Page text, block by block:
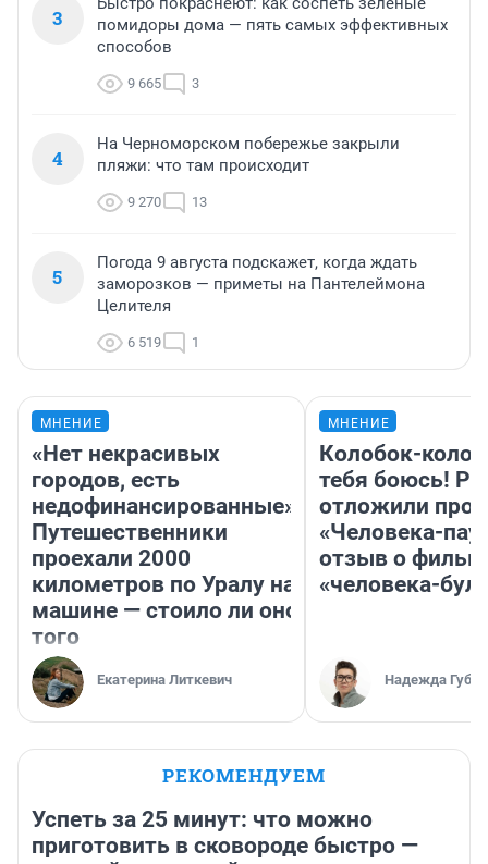
3
помидоры дома — пять самых эффективных
способов
9 665 3
4
На Черноморском побережье закрыли
пляжи: что там происходит
9 270 13
5
Погода 9 августа подскажет, когда ждать
заморозков — приметы на Пантелеймона
Целителя
6 519 1
МНЕНИЕ
«Нет некрасивых
городов, есть
недофинансированные».
Путешественники
проехали 2000
километров по Уралу на
машине — стоило ли оно
того
Екатерина Литкевич
МНЕНИЕ
Колобок-
тебя боюсь!
отложили
«Человека-
отзыв о
«человека-
Надежда
РЕКОМЕНДУЕМ
Успеть за 25 минут: что можно
приготовить в сковороде быстро —